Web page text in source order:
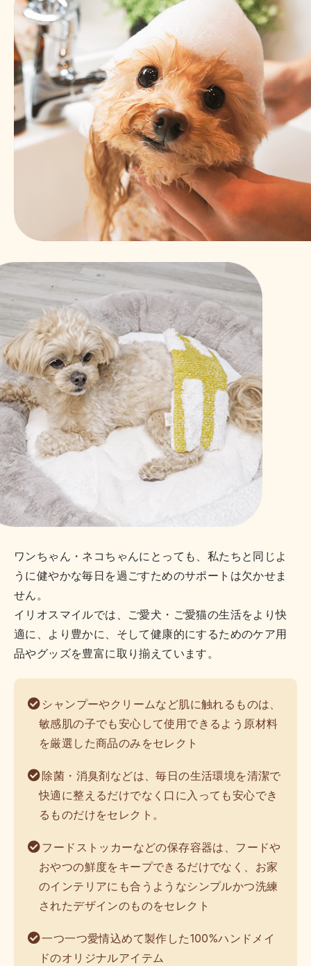
ワンちゃん・ネコちゃんにとっても、私たちと同じよ
うに健やかな毎日を過ごすためのサポートは欠かせま
せん。
イリオスマイルでは、ご愛犬・ご愛猫の生活をより快
適に、より豊かに、そして健康的にするためのケア用
品やグッズを豊富に取り揃えています。
シャンプーやクリームなど肌に触れるものは、
敏感肌の子でも安心して使用できるよう原材料
を厳選した商品のみをセレクト
除菌・消臭剤などは、毎日の生活環境を清潔で
快適に整えるだけでなく口に入っても安心でき
るものだけをセレクト。
フードストッカーなどの保存容器は、フードや
おやつの鮮度をキープできるだけでなく、お家
のインテリアにも合うようなシンプルかつ洗練
されたデザインのものをセレクト
一つ一つ愛情込めて製作した100%ハンドメイ
ドのオリジナルアイテム